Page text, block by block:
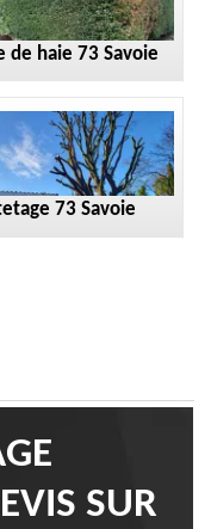
de haie 73 Savoie
73 Savoie
SUR